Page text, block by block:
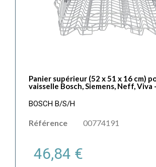
Panier supérieur (52 x 51 x 16 cm)
vaisselle Bosch, Siemens, Neff, Viva
BOSCH B/S/H
Référence 00774191
46,84 €